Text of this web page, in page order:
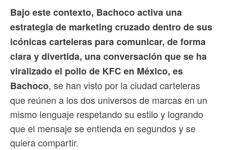
Bajo este contexto, Bachoco activa una
estrategia de marketing cruzado dentro de sus
icónicas carteleras para comunicar, de forma
clara y divertida, una conversación que se ha
viralizado el pollo de KFC en México, es
Bachoco, se han visto por la ciudad carteleras
que reúnen a los dos universos de marcas en un
mismo lenguaje respetando su estilo y logrando
que el mensaje se entienda en segundos y se
quiera compartir.